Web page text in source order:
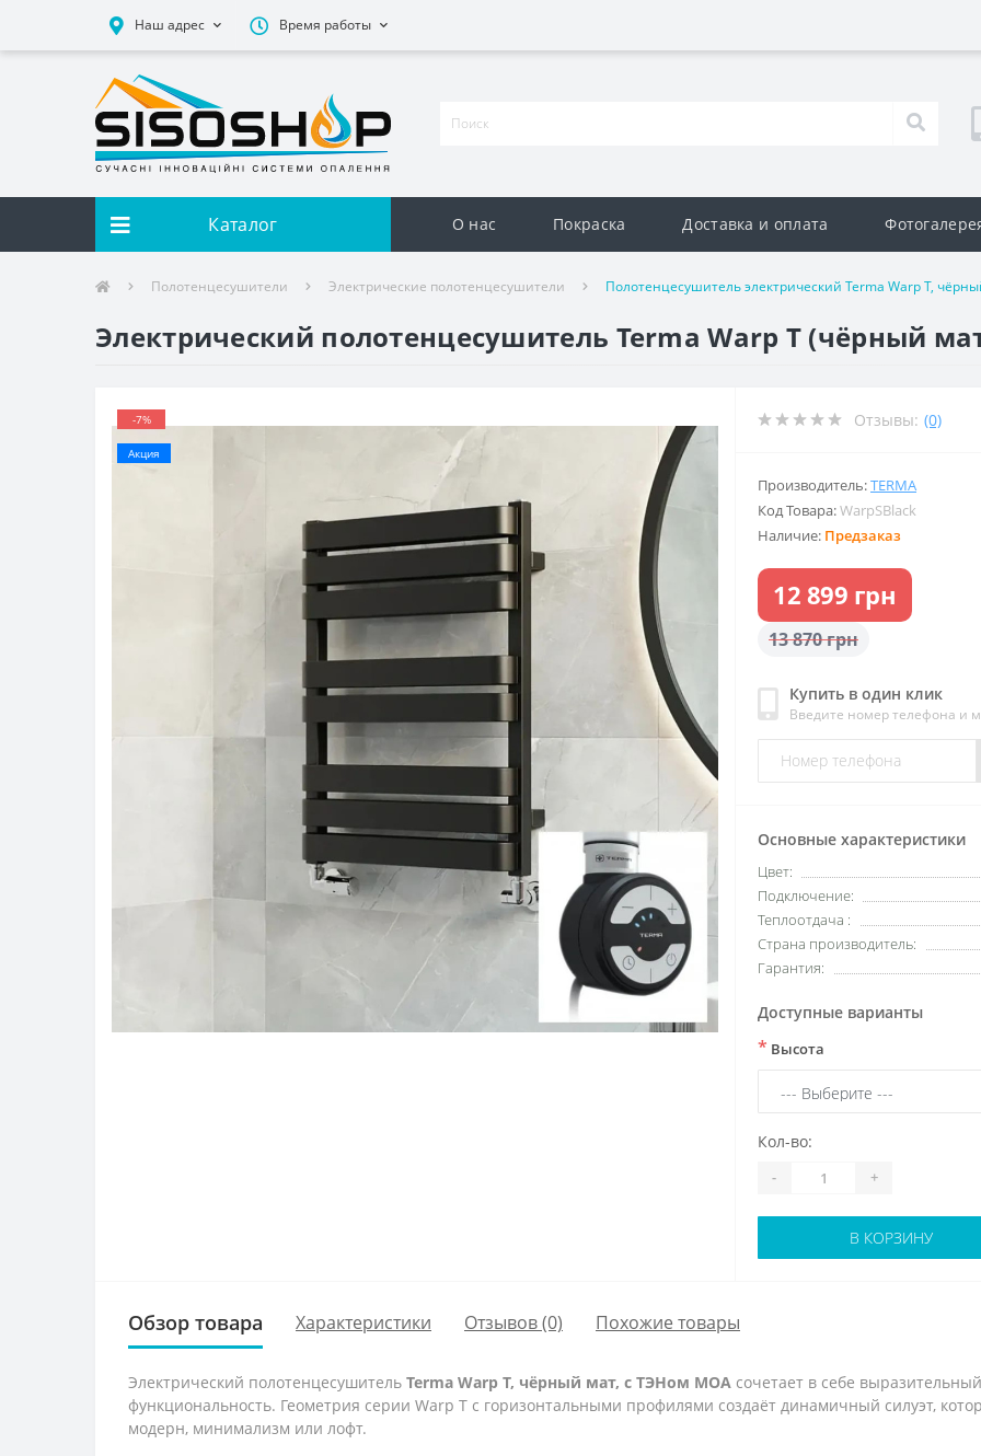
Наш адрес Время работы
Каталог О нас Покраска Доставка и оплата
Полотенцесушители Электрические полотенцесушители Полотенцесушитель электрический Terma Warp T,
Электрический полотенцесушитель Terma Warp T (чёрный
-7%
Акция
Отзывы: (0)
Производитель:TERMA
Код Товара:WarpSBlack
Наличие: Предзаказ
12 899 грн
13 870 грн
Купить в один клик
Введите номер телефона и
Основные характеристики
Цвет:
Подключение:
Теплоотдача :
Страна производитель:
Гарантия:
Доступные варианты
* Высота
Кол-во:
- +
В КОРЗИНУ
Обзор товара Характеристики Отзывов (0) Похожие товары
Электрический полотенцесушитель Terma Warp T, чёрный мат, с ТЭНом MOA сочетает в себе
функциональность. Геометрия серии Warp T с горизонтальными профилями создаёт динамичный силуэт,
модерн, минимализм или лофт.